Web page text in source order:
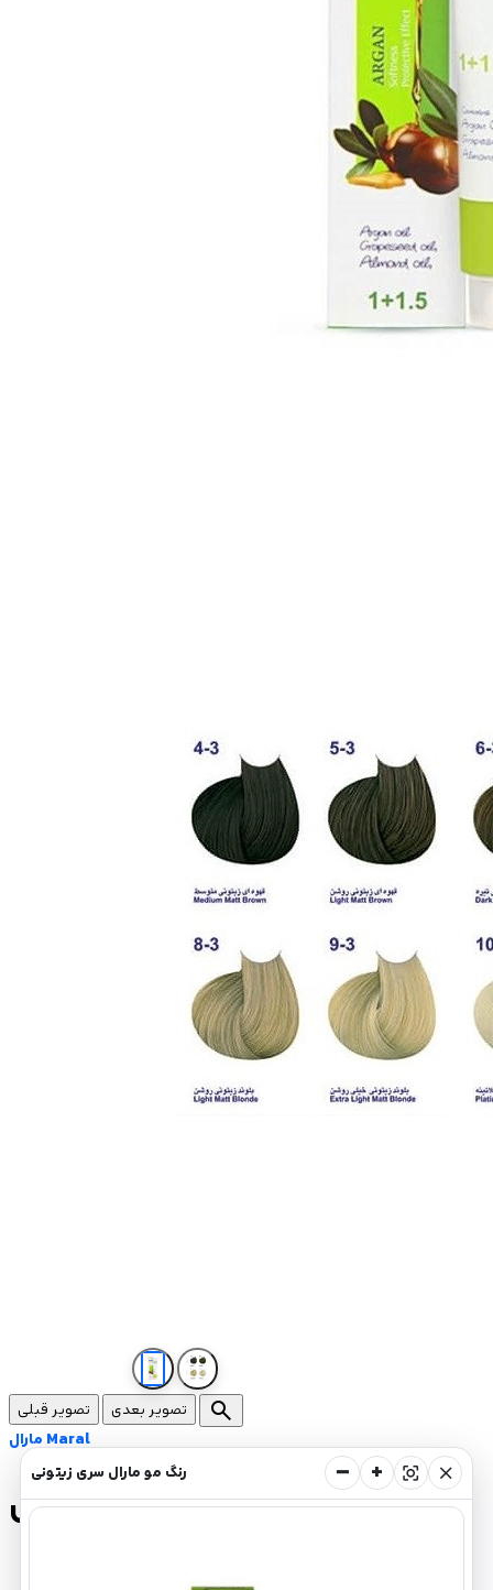
تصویر قبلی تصویر بعدی search
رنگ مو مارال سری زیتونی − + center_focus_strong close
مارال Maral
رنگ مو مارال سری زیتونی